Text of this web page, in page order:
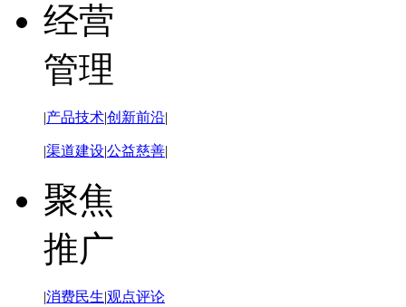
经营
管理
|产品技术|创新前沿|
|渠道建设|公益慈善|
聚焦
推广
|消费民生|观点评论